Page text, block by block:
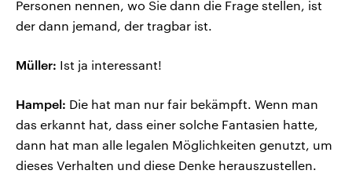
Personen nennen, wo Sie dann die Frage stellen, ist
der dann jemand, der tragbar ist.
Müller: Ist ja interessant!
Hampel: Die hat man nur fair bekämpft. Wenn man
das erkannt hat, dass einer solche Fantasien hatte,
dann hat man alle legalen Möglichkeiten genutzt, um
dieses Verhalten und diese Denke herauszustellen.